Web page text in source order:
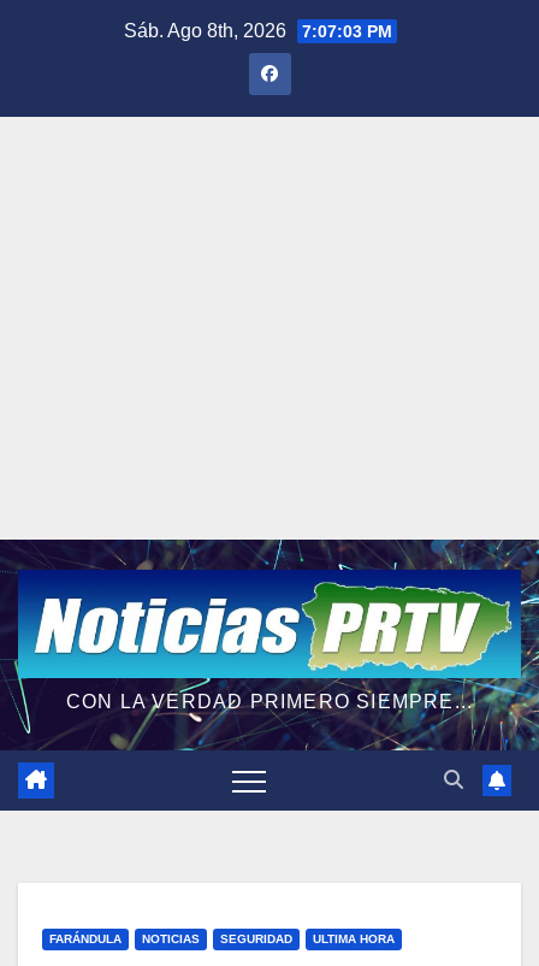
Sáb. Ago 8th, 2026 7:07:04 PM
CON LA VERDAD PRIMERO SIEMPRE...
FARÁNDULA NOTICIAS SEGURIDAD ULTIMA HORA